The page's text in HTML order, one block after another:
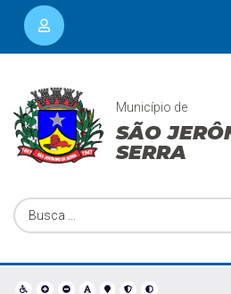
Município de
SÃO
SERRA